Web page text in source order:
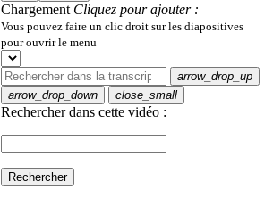
Chargement Cliquez pour ajouter :
Vous pouvez faire un clic droit sur les diapositives
pour ouvrir le menu
arrow_drop_up
arrow_drop_down
close_small
Rechercher dans cette vidéo :
Rechercher